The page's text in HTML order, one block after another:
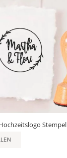
Stempel